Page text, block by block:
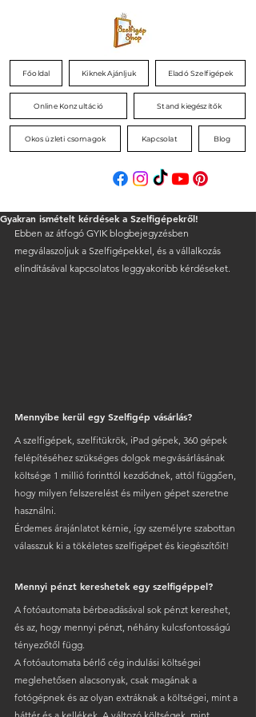
Főoldal Kiknek Ajánljuk Eladó Szelfigépek
Online Konzultáció Stand kiegészítők
Okos üzleti csomagok Kapcsolat Blog
Gyakran ismételt kérdések a Szelfigépekről!
Ebben az átfogó GYIK blogbejegyzésben
megválaszoljuk a Szelfigépekkel, és a vállalkozás
elindításával kapcsolatos leggyakoribb kérdéseket.
Mennyibe kerül egy Szelfigép vásárlás?
A szelfigépek, szelfitükrök, iPad gépek, 360 gépek
felépítéséhez szükséges dolgok megvásárlásának
költsége 1 millió forinttól kezdődnek, attól függően,
hogy milyen felszerelést és milyen gépet szeretne
használni.
Érdemes árajánlatot kérnie, így személyre szabottan
válasszuk ki a tökéletes szelfigépet és kiegészítőit!
Mennyi pénzt kereshetek egy szelfigéppel?
A fotóautomata bérbeadásával sok pénzt kereshet,
és az, hogy mennyi pénzt, néhány kulcsfontosságú
tényezőtől függ.
A fotóautomata bérlő cég indulási költségei
meglehetősen alacsonyak, csak magának a
fotógépnek és az olyan extráknak a költségei, mint a